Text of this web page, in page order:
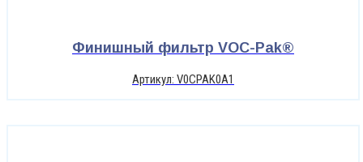
Финишный фильтр VOC-Pak®
Артикул: V0CPAK0A1